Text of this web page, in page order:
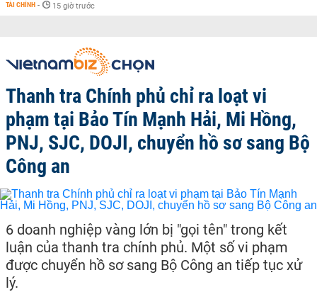
TÀI CHÍNH - 15 giờ trước
Thanh tra Chính phủ chỉ ra loạt vi
phạm tại Bảo Tín Mạnh Hải, Mi Hồng,
PNJ, SJC, DOJI, chuyển hồ sơ sang Bộ
Công an
6 doanh nghiệp vàng lớn bị "gọi tên" trong kết
luận của thanh tra chính phủ. Một số vi phạm
được chuyển hồ sơ sang Bộ Công an tiếp tục xử
lý.